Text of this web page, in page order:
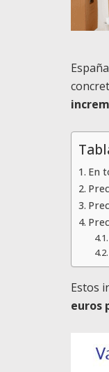
En
Estos
euros